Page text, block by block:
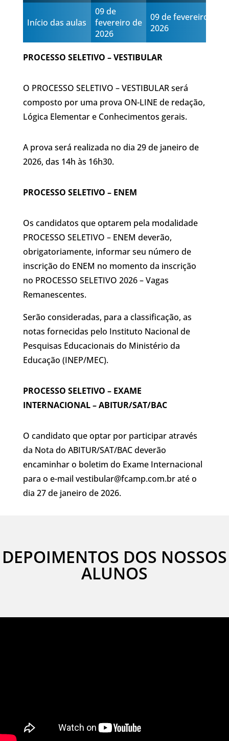
Início das aulas
09 de
fevereiro de
2026
09 de fevereiro de
2026
PROCESSO SELETIVO – VESTIBULAR
O PROCESSO SELETIVO – VESTIBULAR será
composto por uma prova ON-LINE de redação,
Lógica Elementar e Conhecimentos gerais.
A prova será realizada no dia 29 de janeiro de
2026, das 14h às 16h30.
PROCESSO SELETIVO – ENEM
Os candidatos que optarem pela modalidade
PROCESSO SELETIVO – ENEM deverão,
obrigatoriamente, informar seu número de
inscrição do ENEM no momento da inscrição
no PROCESSO SELETIVO 2026 – Vagas
Remanescentes.
Serão consideradas, para a classificação, as
notas fornecidas pelo Instituto Nacional de
Pesquisas Educacionais do Ministério da
Educação (INEP/MEC).
PROCESSO SELETIVO – EXAME
INTERNACIONAL – ABITUR/SAT/BAC
O candidato que optar por participar através
da Nota do ABITUR/SAT/BAC deverão
encaminhar o boletim do Exame Internacional
para o e-mail vestibular@fcamp.com.braté o
dia 27 de janeiro de 2026.
DEPOIMENTOS DOS NOSSOS
ALUNOS